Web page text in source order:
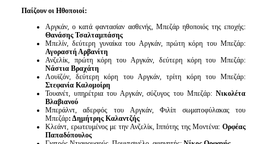
Παίζουν οι Ηθοποιοί:
Αργκάν, ο κατά φαντασίαν ασθενής, Μπεζάρ ηθοποιός της εποχής:
Θανάσης Τσαλταμπάσης
Μπελίν, δεύτερη γυναίκα του Αργκάν, πρώτη κόρη του Μπεζάρ:
Αγοραστή Αρβανίτη
Ανζελίκ, πρώτη κόρη του Αργκάν, δεύτερη κόρη του Μπεζάρ:
Νάστια Βραχάτη
Λουϊζόν, δεύτερη κόρη του Αργκάν, τρίτη κόρη του Μπεζάρ:
Στεφανία Καλομοίρη
Τουανέτ, υπηρέτρια του Αργκάν, σύζυγος του Μπεζάρ:Νικολέτα
Βλαβιανού
Μπεράλντ, αδερφός του Αργκάν, Φιλίπ σωματοφύλακας του
Μπεζάρ: Δημήτρης Καλαντζής
Κλεάντ, ερωτευμένος με την Ανζελίκ, Ιππότης της Μοντένα: Ορφέας
Παπαδόπουλος